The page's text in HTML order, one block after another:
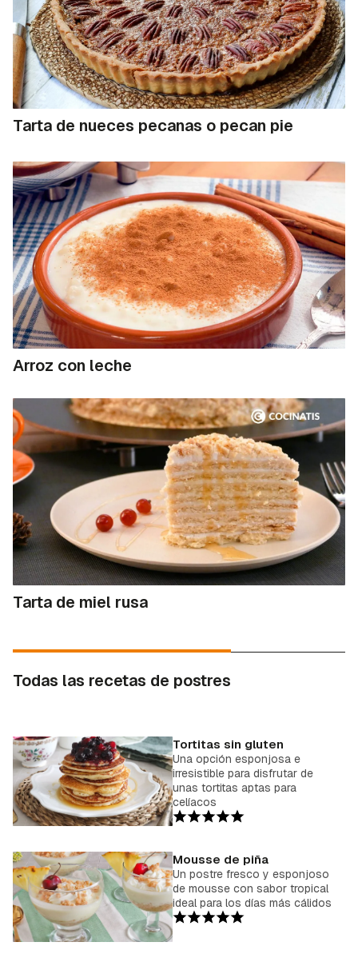
Tarta de nueces pecanas o pecan pie
Arroz con leche
Tarta de miel rusa
Todas las recetas de postres
Tortitas sin gluten
Una opción esponjosa e
irresistible para disfrutar de
unas tortitas aptas para
celíacos
Mousse de piña
Un postre fresco y esponjoso
de mousse con sabor tropical
ideal para los días más cálidos